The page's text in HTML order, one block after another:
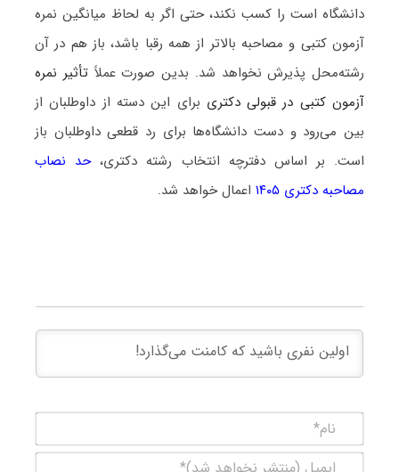
دانشگاه است را کسب نکند، حتی اگر به لحاظ میانگین نمره
آزمون کتبی و مصاحبه بالاتر از همه رقبا باشد، باز هم در آن
رشته‌محل پذیرش نخواهد شد. بدین صورت عملاً تأثیر نمره
آزمون کتبی در قبولی دکتری برای این دسته از داوطلبان از
بین می‌رود و دست دانشگاه‌ها برای رد قطعی داوطلبان باز
است. بر اساس دفترچه انتخاب رشته دکتری،حد نصاب
مصاحبه دکتری ۱۴۰۵
اعمال خواهد شد.